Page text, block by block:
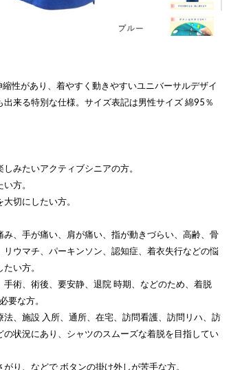
性があり、着やすく動きやすいユニバーサルデザイ
来る特別な仕様。サイズ表記は男性サイズ 綿95％
みたいアクティブシニアの方。
方。
切にしたい方。
、手が痛い、肩が痛い、指が動きづらい、高齢、骨
ウマチ、パーキンソン、認知症、着衣失行などの悩
い方。
術、術後、要安静、退院 時期、などのため、着脱
要な方。
法、施設 入所、通所、在宅、訪問看護、訪問リハ、訪
状況にあり、シャツのスムーズな着脱を目指してい
り、などで ボタンの掛け外しが苦手な方。